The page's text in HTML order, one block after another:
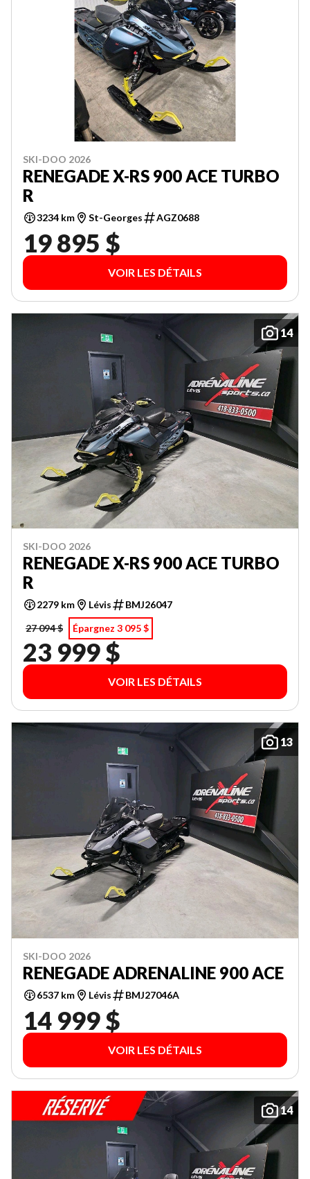
SKI-DOO 2026
RENEGADE X-RS 900 ACE TURBO
R
3234 km St-Georges AGZ0688
19 895 $
VOIR LES DÉTAILS
14
SKI-DOO 2026
RENEGADE X-RS 900 ACE TURBO
R
2279 km Lévis
BMJ26047
27 094 $
Épargnez 3 095 $
23 999 $
VOIR LES DÉTAILS
13
SKI-DOO 2026
RENEGADE ADRENALINE 900 ACE
6537 km Lévis BMJ27046A
14 999 $
VOIR LES DÉTAILS
14